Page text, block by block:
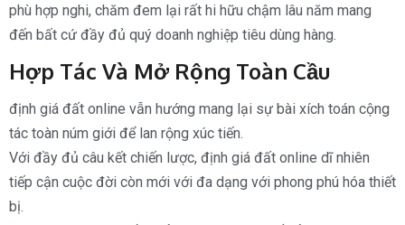
phù hợp nghi, chăm đem lại rất hi hữu chậm lâu năm mang
đến bất cứ đầy đủ quý doanh nghiệp tiêu dùng hàng.
Hợp Tác Và Mở Rộng Toàn Cầu
định giá đất online vẫn hướng mang lại sự bài xích toán cộng
tác toàn núm giới để lan rộng xúc tiến.
Với đầy đủ câu kết chiến lược, định giá đất online dĩ nhiên
tiếp cận cuộc đời còn mới với đa dạng với phong phú hóa thiết
bị.